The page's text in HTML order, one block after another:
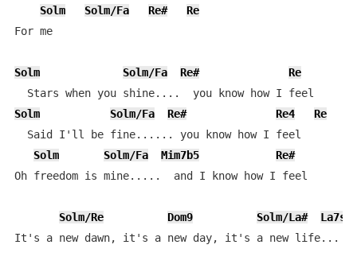
Solm
Solm/Fa Re#
Re
For me
Solm Solm/Fa Re#
Re
Solm
Solm/Fa Re# Re4
Re
  Said I'll be fine...... you know how I feel
Solm
Solm/Fa Mim7b5
Re#
Oh freedom is mine.....  and I know how I feel
Solm/Re Dom9 Solm/La#
It's a new dawn, it's a new day, it's a new life...